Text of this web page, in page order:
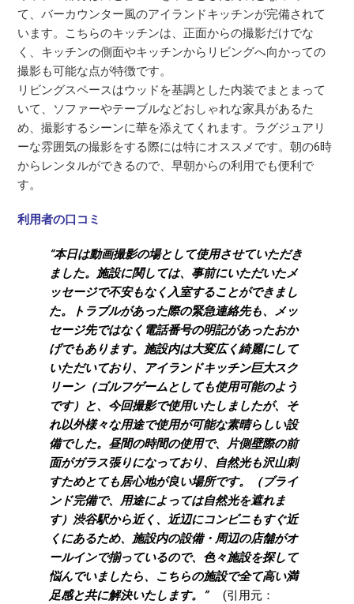
て、バーカウンター風のアイランドキッチンが完備されて
います。こちらのキッチンは、正面からの撮影だけでな
く、キッチンの側面やキッチンからリビングへ向かっての
撮影も可能な点が特徴です。
リビングスペースはウッドを基調とした内装でまとまって
いて、ソファーやテーブルなどおしゃれな家具があるた
め、撮影するシーンに華を添えてくれます。ラグジュアリ
ーな雰囲気の撮影をする際には特にオススメです。朝の6時
からレンタルができるので、早朝からの利用でも便利で
す。
利用者の口コミ
“本日は動画撮影の場として使用させていただき
ました。施設に関しては、事前にいただいたメ
ッセージで不安もなく入室することができまし
た。トラブルがあった際の緊急連絡先も、メッ
セージ先ではなく電話番号の明記があったおか
げでもあります。施設内は大変広く綺麗にして
いただいており、アイランドキッチン巨大スク
リーン（ゴルフゲームとしても使用可能のよう
です）と、今回撮影で使用いたしましたが、そ
れ以外様々な用途で使用が可能な素晴らしい設
備でした。昼間の時間の使用で、片側壁際の前
面がガラス張りになっており、自然光も沢山刺
すためとても居心地が良い場所です。（ブライ
ンド完備で、用途によっては自然光を遮れま
す）渋谷駅から近く、近辺にコンビニもすぐ近
くにあるため、施設内の設備・周辺の店舗がオ
ールインで揃っているので、色々施設を探して
悩んでいましたら、こちらの施設で全て高い満
足感と共に解決いたします。”
(引用元：